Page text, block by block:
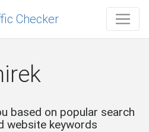
Checker
based on popular search
website keywords